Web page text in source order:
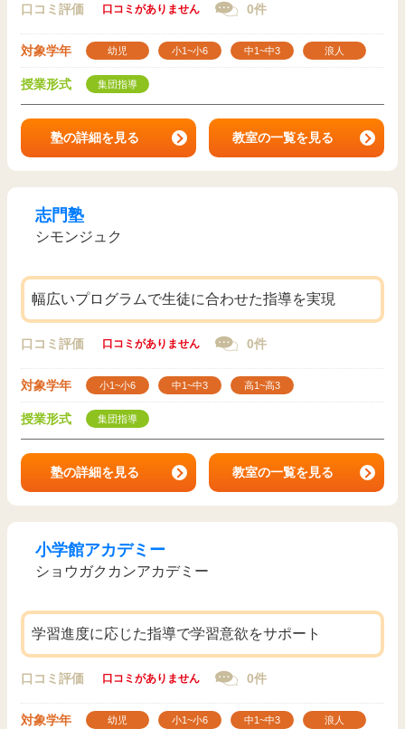
口コミ評価 口コミがありません 0件
対象学年 幼児 小1~小6 中1~中3 浪人
授業形式 集団指導
塾の詳細を見る 教室の一覧を見る
志門塾
シモンジュク
幅広いプログラムで生徒に合わせた指導を実現
口コミ評価 口コミがありません 0件
対象学年 小1~小6 中1~中3 高1~高3
授業形式 集団指導
塾の詳細を見る 教室の一覧を見る
小学館アカデミー
ショウガクカンアカデミー
学習進度に応じた指導で学習意欲をサポート
口コミ評価 口コミがありません 0件
対象学年 幼児 小1~小6 中1~中3 浪人